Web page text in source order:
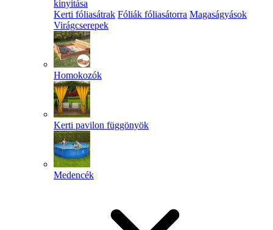
kinyitása
Kerti fóliasátrak Fóliák fóliasátorra Magaságyások
Virágcserepek
Homokozók
Kerti pavilon függönyök
Medencék